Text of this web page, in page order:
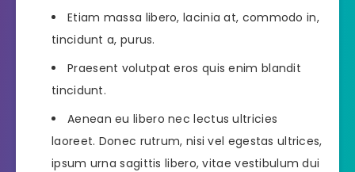
Etiam massa libero, lacinia at, commodo in,
tincidunt a, purus.
Praesent volutpat eros quis enim blandit
tincidunt.
Aenean eu libero nec lectus ultricies
laoreet. Donec rutrum, nisi vel egestas ultrices,
ipsum urna sagittis libero, vitae vestibulum dui